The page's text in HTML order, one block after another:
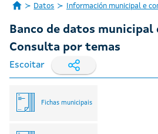
Datos Información municipal e
Banco de datos municipal
Consulta por temas
Escoitar
Fichas municipais